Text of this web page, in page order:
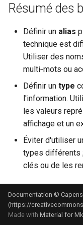
Résumé des
Définir un alias
technique est
Utiliser des
multi‑mots ou
Définir un type
l'information.
les valeurs
affichage et un
Éviter d'utiliser
types différents
clés ou de les
Documentation ©
(https://
Made with Material for